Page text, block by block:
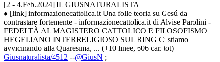
[2 - 4.Feb.2024] IL GIUSNATURALISTA
♦ [link] informazionecattolica.it Una folle teoria su Gesú da
contrastare fortemente - informazionecattolica.it di Alvise Parolini -
FEDELTÀ AL MAGISTERO CATTOLICO E FILOSOFISMO
HEGELIANO INTERRELIGIOSO SUL RING Ci stiamo
avvicinando alla Quaresima, ... (+10 linee, 606 car. tot)
Giusnaturalista/4512 --@GiusN ;